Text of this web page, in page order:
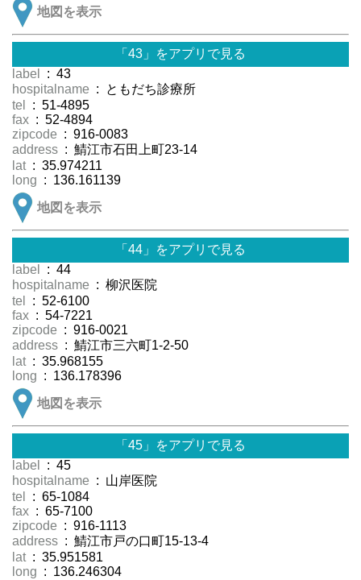
地図を表示
「43」をアプリで見る
label
: 43
hospitalname : ともだち診療所
tel
: 51-4895
fax : 52-4894
zipcode : 916-0083
address : 鯖江市石田上町23-14
lat : 35.974211
long : 136.161139
地図を表示
「44」をアプリで見る
label
: 44
hospitalname : 柳沢医院
tel
: 52-6100
fax : 54-7221
zipcode : 916-0021
address : 鯖江市三六町1-2-50
lat : 35.968155
long : 136.178396
地図を表示
「45」をアプリで見る
label
: 45
hospitalname : 山岸医院
tel
: 65-1084
fax : 65-7100
zipcode : 916-1113
address : 鯖江市戸の口町15-13-4
lat : 35.951581
long : 136.246304